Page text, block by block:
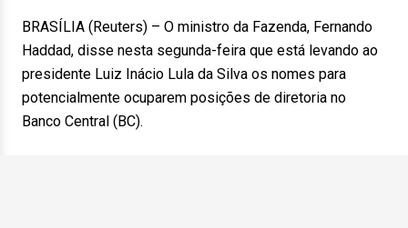
BRASÍLIA (Reuters) – O ministro da Fazenda, Fernando
Haddad, disse nesta segunda-feira que está levando ao
presidente Luiz Inácio Lula da Silva os nomes para
potencialmente ocuparem posições de diretoria no
Banco Central (BC).